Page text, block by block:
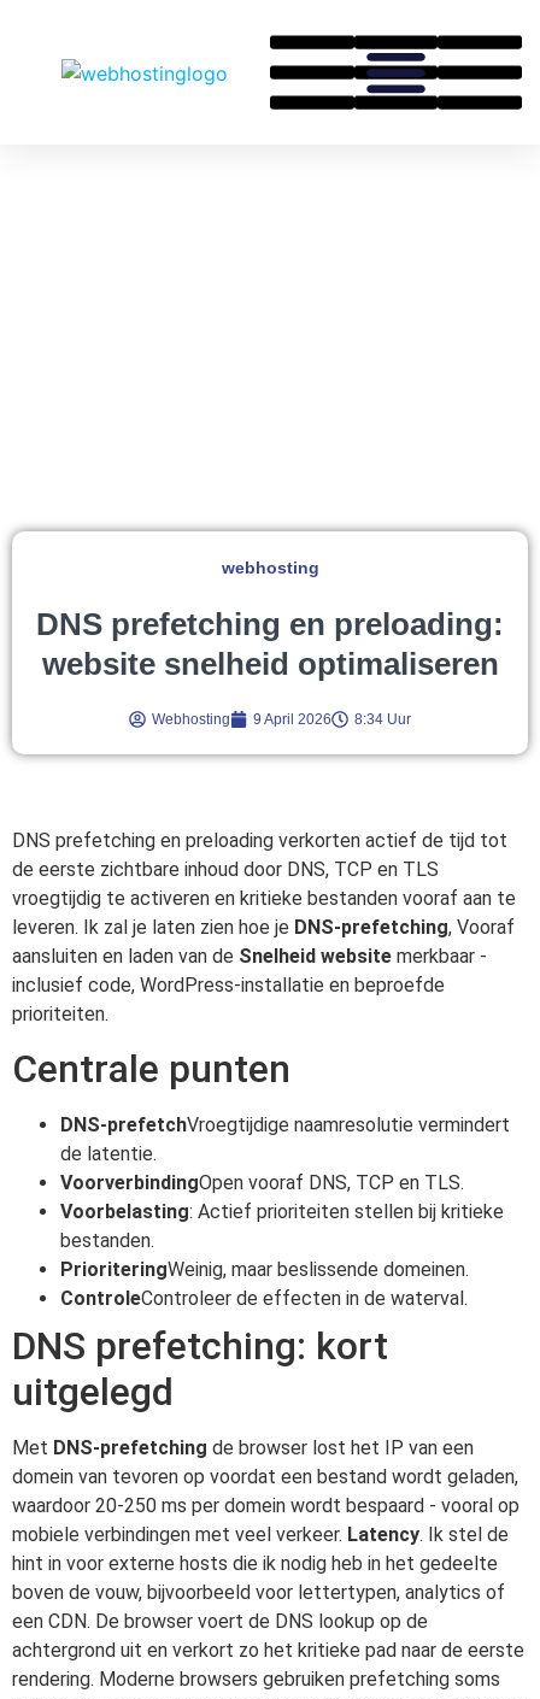
webhosting
DNS prefetching en preloading:
website snelheid optimaliseren
Webhosting 9 April 2026 8:34 Uur
DNS prefetching en preloading verkorten actief de tijd tot
de eerste zichtbare inhoud door DNS, TCP en TLS
vroegtijdig te activeren en kritieke bestanden vooraf aan te
leveren. Ik zal je laten zien hoe je DNS-prefetching, Vooraf
aansluiten en laden van de Snelheid website merkbaar -
inclusief code, WordPress-installatie en beproefde
prioriteiten.
Centrale punten
DNS-prefetchVroegtijdige naamresolutie vermindert
de latentie.
VoorverbindingOpen vooraf DNS, TCP en TLS.
Voorbelasting: Actief prioriteiten stellen bij kritieke
bestanden.
PrioriteringWeinig, maar beslissende domeinen.
ControleControleer de effecten in de waterval.
DNS prefetching: kort
uitgelegd
Met DNS-prefetching de browser lost het IP van een
domein van tevoren op voordat een bestand wordt geladen,
waardoor 20-250 ms per domein wordt bespaard - vooral op
mobiele verbindingen met veel verkeer. Latency. Ik stel de
hint in voor externe hosts die ik nodig heb in het gedeelte
boven de vouw, bijvoorbeeld voor lettertypen, analytics of
een CDN. De browser voert de DNS lookup op de
achtergrond uit en verkort zo het kritieke pad naar de eerste
rendering. Moderne browsers gebruiken prefetching soms